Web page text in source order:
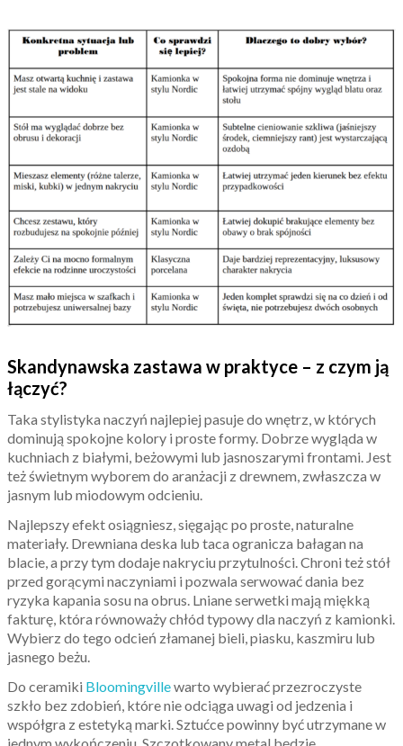
Skandynawska zastawa w praktyce – z czym ją
łączyć?
Taka stylistyka naczyń najlepiej pasuje do wnętrz, w których
dominują spokojne kolory i proste formy. Dobrze wygląda w
kuchniach z białymi, beżowymi lub jasnoszarymi frontami. Jest
też świetnym wyborem do aranżacji z drewnem, zwłaszcza w
jasnym lub miodowym odcieniu.
Najlepszy efekt osiągniesz, sięgając po proste, naturalne
materiały. Drewniana deska lub taca ogranicza bałagan na
blacie, a przy tym dodaje nakryciu przytulności. Chroni też stół
przed gorącymi naczyniami i pozwala serwować dania bez
ryzyka kapania sosu na obrus. Lniane serwetki mają miękką
fakturę, która równoważy chłód typowy dla naczyń z kamionki.
Wybierz do tego odcień złamanej bieli, piasku, kaszmiru lub
jasnego beżu.
Do ceramiki Bloomingvillewarto wybierać przezroczyste
szkło bez zdobień, które nie odciąga uwagi od jedzenia i
współgra z estetyką marki. Sztućce powinny być utrzymane w